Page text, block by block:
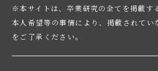
※本サイトは、卒業研究の全てを掲載す
本人希望等の事情により、掲載されてい
をご了承ください。